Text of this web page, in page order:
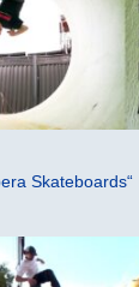
Skateboards“